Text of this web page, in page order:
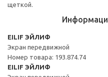
щеткой.
EILIF ЭЙЛИФ
Экран передвижной
Номер товара: 193.874.74
EILIF ЭЙЛИФ